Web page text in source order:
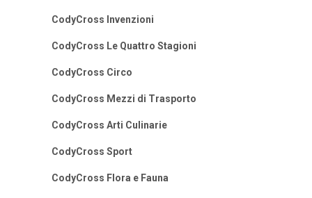
CodyCross Invenzioni
CodyCross Le Quattro Stagioni
CodyCross Circo
CodyCross Mezzi di Trasporto
CodyCross Arti Culinarie
CodyCross Sport
CodyCross Flora e Fauna